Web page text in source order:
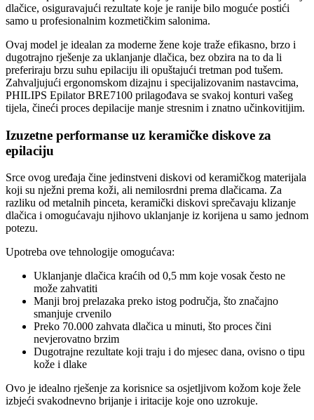
dlačice, osiguravajući rezultate koje je ranije bilo moguće postići
samo u profesionalnim kozmetičkim salonima.
Ovaj model je idealan za moderne žene koje traže efikasno, brzo i
dugotrajno rješenje za uklanjanje dlačica, bez obzira na to da li
preferiraju brzu suhu epilaciju ili opuštajući tretman pod tušem.
Zahvaljujući ergonomskom dizajnu i specijalizovanim nastavcima,
PHILIPS Epilator BRE7100 prilagođava se svakoj konturi vašeg
tijela, čineći proces depilacije manje stresnim i znatno učinkovitijim.
Izuzetne performanse uz keramičke diskove za
epilaciju
Srce ovog uređaja čine jedinstveni diskovi od keramičkog materijala
koji su nježni prema koži, ali nemilosrdni prema dlačicama. Za
razliku od metalnih pinceta, keramički diskovi sprečavaju klizanje
dlačica i omogućavaju njihovo uklanjanje iz korijena u samo jednom
potezu.
Upotreba ove tehnologije omogućava:
Uklanjanje dlačica kraćih od 0,5 mm koje vosak često ne
može zahvatiti
Manji broj prelazaka preko istog područja, što značajno
smanjuje crvenilo
Preko 70.000 zahvata dlačica u minuti, što proces čini
nevjerovatno brzim
Dugotrajne rezultate koji traju i do mjesec dana, ovisno o tipu
kože i dlake
Ovo je idealno rješenje za korisnice sa osjetljivom kožom koje žele
izbjeći svakodnevno brijanje i iritacije koje ono uzrokuje.